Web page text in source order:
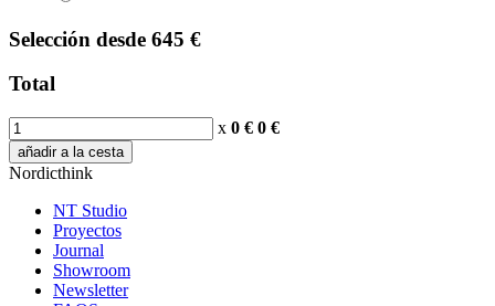
Selección desde 645 €
Total
x 0 € 0 €
añadir a la cesta
Nordicthink
NT Studio
Proyectos
Journal
Showroom
Newsletter